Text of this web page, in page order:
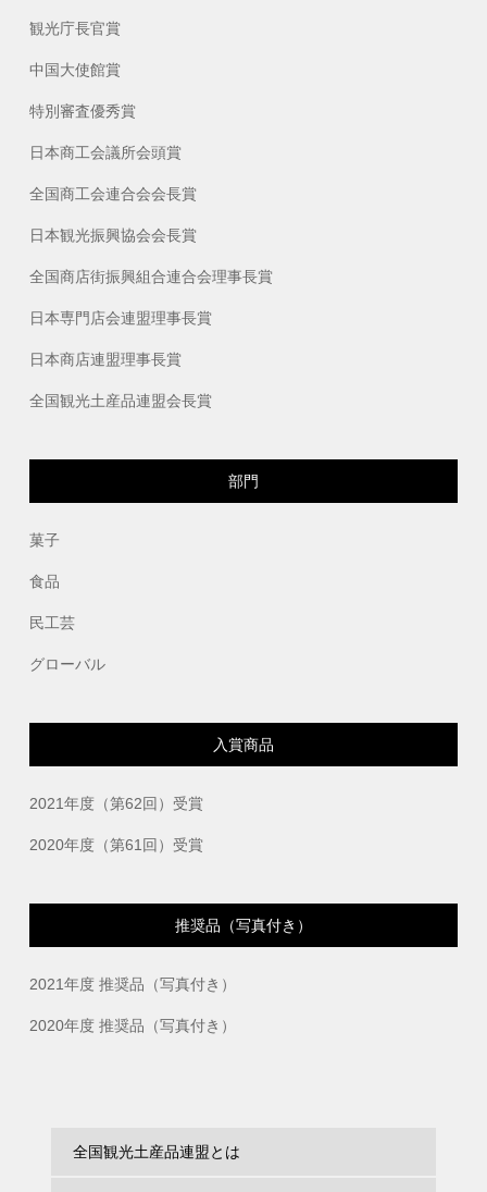
観光庁長官賞
中国大使館賞
特別審査優秀賞
日本商工会議所会頭賞
全国商工会連合会会長賞
日本観光振興協会会長賞
全国商店街振興組合連合会理事長賞
日本専門店会連盟理事長賞
日本商店連盟理事長賞
全国観光土産品連盟会長賞
部門
菓子
食品
民工芸
グローバル
入賞商品
2021年度（第62回）受賞
2020年度（第61回）受賞
推奨品（写真付き）
2021年度 推奨品（写真付き）
2020年度 推奨品（写真付き）
全国観光土産品連盟とは